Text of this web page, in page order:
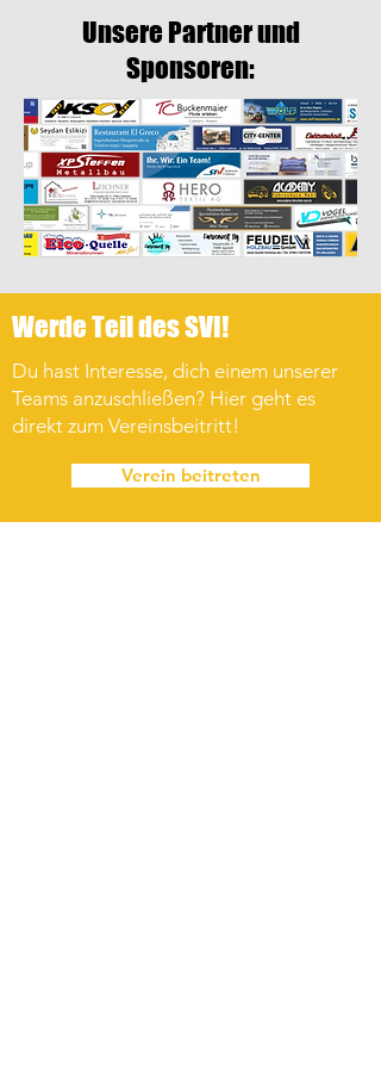
Unsere Partner und
Sponsoren:
Werde Teil des SVI!
Du hast Interesse, dich einem unserer
Teams anzuschließen? Hier geht es
direkt zum Vereinsbeitritt!
Verein beitreten